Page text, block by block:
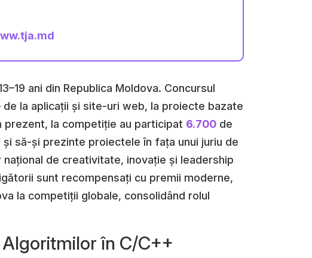
ani din Republica Moldova. Concursul
la aplicații și site-uri web, la proiecte bazate
prezent, la competiție au participat 6.700 de
să-și prezinte proiectele în fața unui juriu de
de creativitate, inovație și leadership
sunt recompensați cu premii moderne,
la competiții globale, consolidând rolul
în C/C++